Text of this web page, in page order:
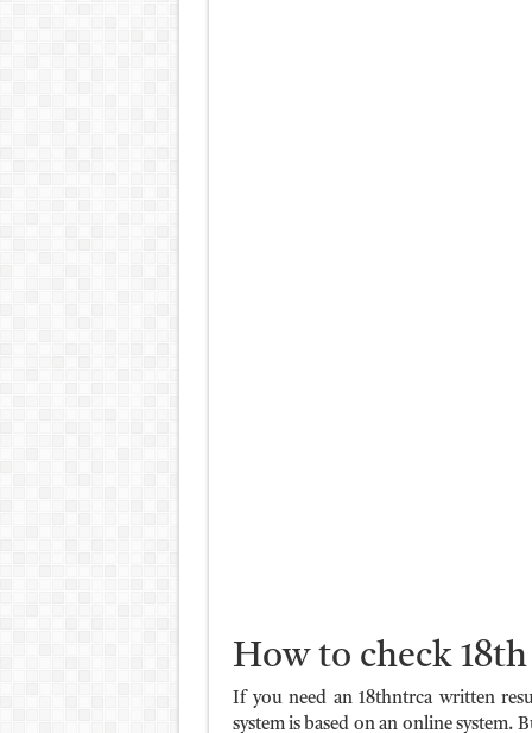
How to check
If you need an 18thntrca written
system is based on an online system.